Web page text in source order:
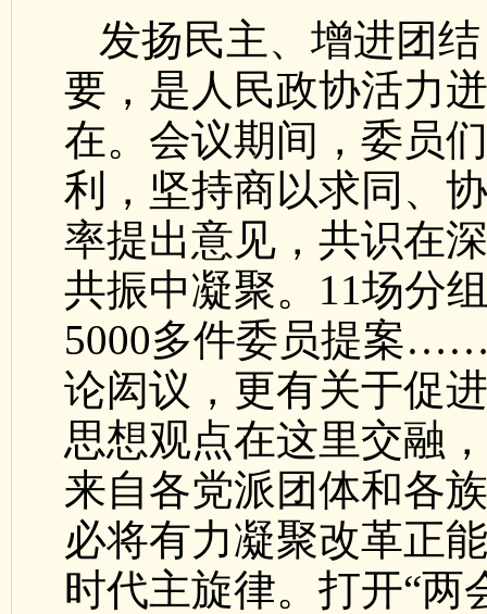
发扬民主、增进团
要，是人民政协活力
在。会议期间，委员
利，坚持商以求同、
率提出意见，共识在
共振中凝聚。11场分
5000多件委员提案
论闳议，更有关于促
思想观点在这里交融
来自各党派团体和各
必将有力凝聚改革正
时代主旋律。打开“两